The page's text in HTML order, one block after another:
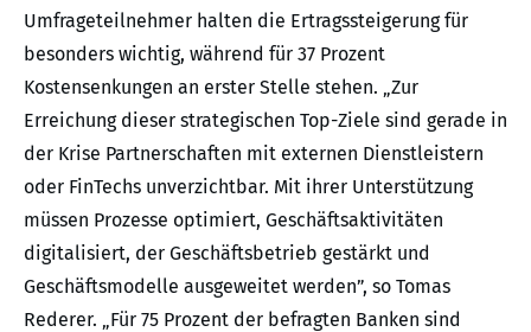
Umfrageteilnehmer halten die Ertragssteigerung für
besonders wichtig, während für 37 Prozent
Kostensenkungen an erster Stelle stehen. „Zur
Erreichung dieser strategischen Top-Ziele sind gerade in
der Krise Partnerschaften mit externen Dienstleistern
oder FinTechs unverzichtbar. Mit ihrer Unterstützung
müssen Prozesse optimiert, Geschäftsaktivitäten
digitalisiert, der Geschäftsbetrieb gestärkt und
Geschäftsmodelle ausgeweitet werden”, so Tomas
Rederer. „Für 75 Prozent der befragten Banken sind